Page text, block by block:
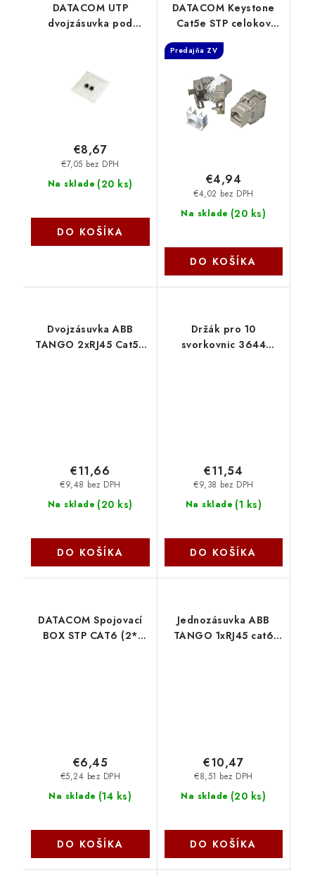
DATACOM UTP
dvojzásuvka pod
Na sklade (20 ks)
€7,05 bez DPH
€8,67
DO KOŠÍKA
DATACOM Keystone
Cat5e STP celokov
beznástrojový 4042
Predajňa ZV
Na sklade (20 ks)
€4,02 bez DPH
€4,94
DO KOŠÍKA
Dvojzásuvka ABB
TANGO 2xRJ45 Cat5e
Na sklade (20 ks)
€9,48 bez DPH
€11,66
DO KOŠÍKA
Držák pro 10
svorkovnic 3644
Na sklade (1 ks)
€9,38 bez DPH
€11,54
DO KOŠÍKA
DATACOM Spojovací
BOX STP CAT6 (2*
Na sklade (14 ks)
€5,24 bez DPH
€6,45
DO KOŠÍKA
Jednozásuvka ABB
TANGO 1xRJ45 cat6
Na sklade (20 ks)
€8,51 bez DPH
€10,47
DO KOŠÍKA